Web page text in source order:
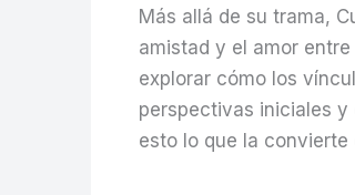
Más allá de su trama,
amistad y el amor
explorar cómo los
perspectivas iniciales y
esto lo que la